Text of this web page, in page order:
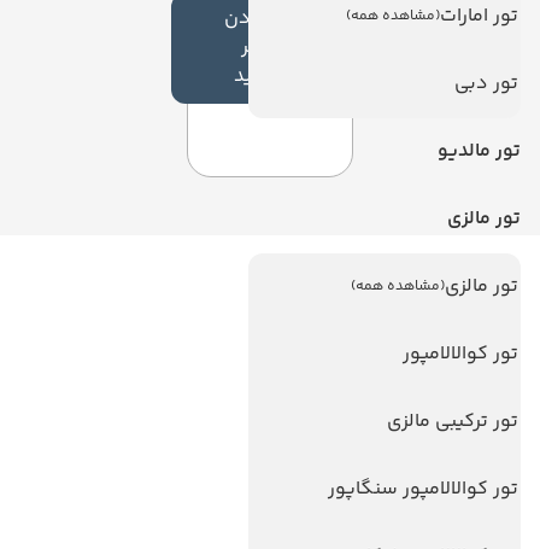
تور امارات(مشاهده همه)
تور دبی
تور مالدیو
تور مالزی
تور مالزی(مشاهده همه)
تور کوالالامپور
تور ترکیبی مالزی
تور کوالالامپور سنگاپور
افزودن
نظر
جدید
لینک های مفید
درباره ما
مجله گردشگری